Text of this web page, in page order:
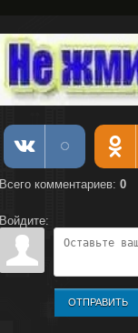
Всего комментариев: 0
Войдите:
ОТПРАВИТЬ